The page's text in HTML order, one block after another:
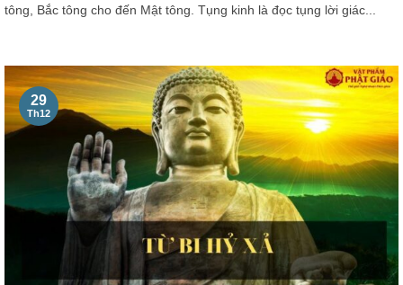
tông, Bắc tông cho đến Mật tông. Tụng kinh là đọc tụng lời giác...
29
Th12